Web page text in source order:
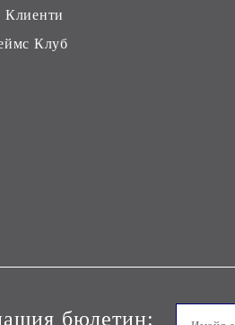
Клиенти
Клуб
бюлетин: